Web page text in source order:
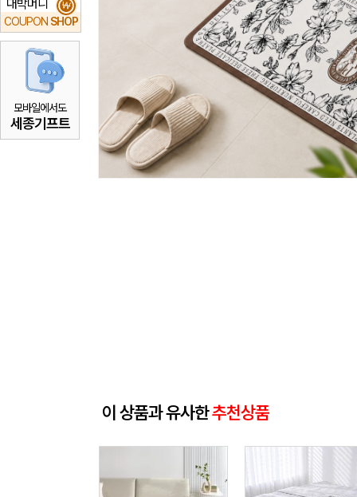
대박머니
COUPON SHOP
₩
모바일에서도
세종기프트
이 상품과 유사한추천상품